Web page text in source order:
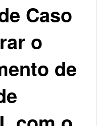
Caso
o
de